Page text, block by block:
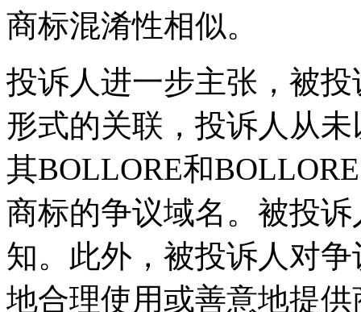
商标混淆性相似。
投诉人进一步主张，被
形式的关联，投诉人从
其BOLLORE和
商标的争议域名。被投
知。此外，被投诉人对
地合理使用或善意地提